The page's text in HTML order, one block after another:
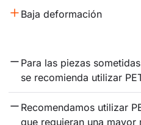
Baja deformación
Para las piezas
se recomienda utilizar
Recomendamos utilizar
que requieran una mayor